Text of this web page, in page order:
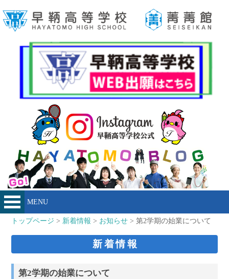
MENU
トップページ > 新着情報 > お知らせ > 第2学期の始業について
新着情報
第2学期の始業について